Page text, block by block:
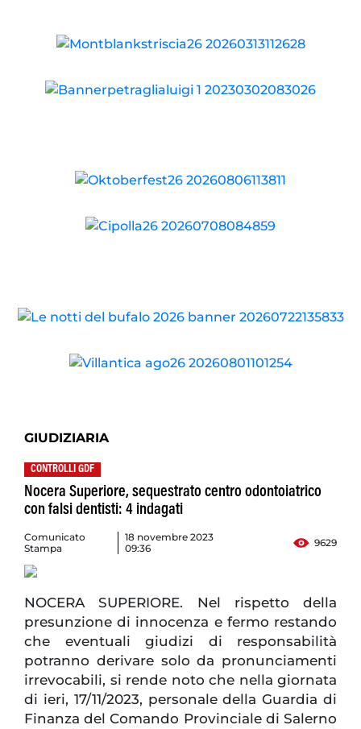
GIUDIZIARIA
CONTROLLI GDF
Nocera Superiore, sequestrato centro odontoiatrico
con falsi dentisti: 4 indagati
Comunicato
Stampa
18 novembre 2023
09:36
9629
NOCERA SUPERIORE. Nel rispetto della
presunzione di innocenza e fermo restando
che eventuali giudizi di responsabilità
potranno derivare solo da pronunciamenti
irrevocabili, si rende noto che nella giornata
di ieri, 17/11/2023, personale della Guardia di
Finanza del Comando Provinciale di Salerno